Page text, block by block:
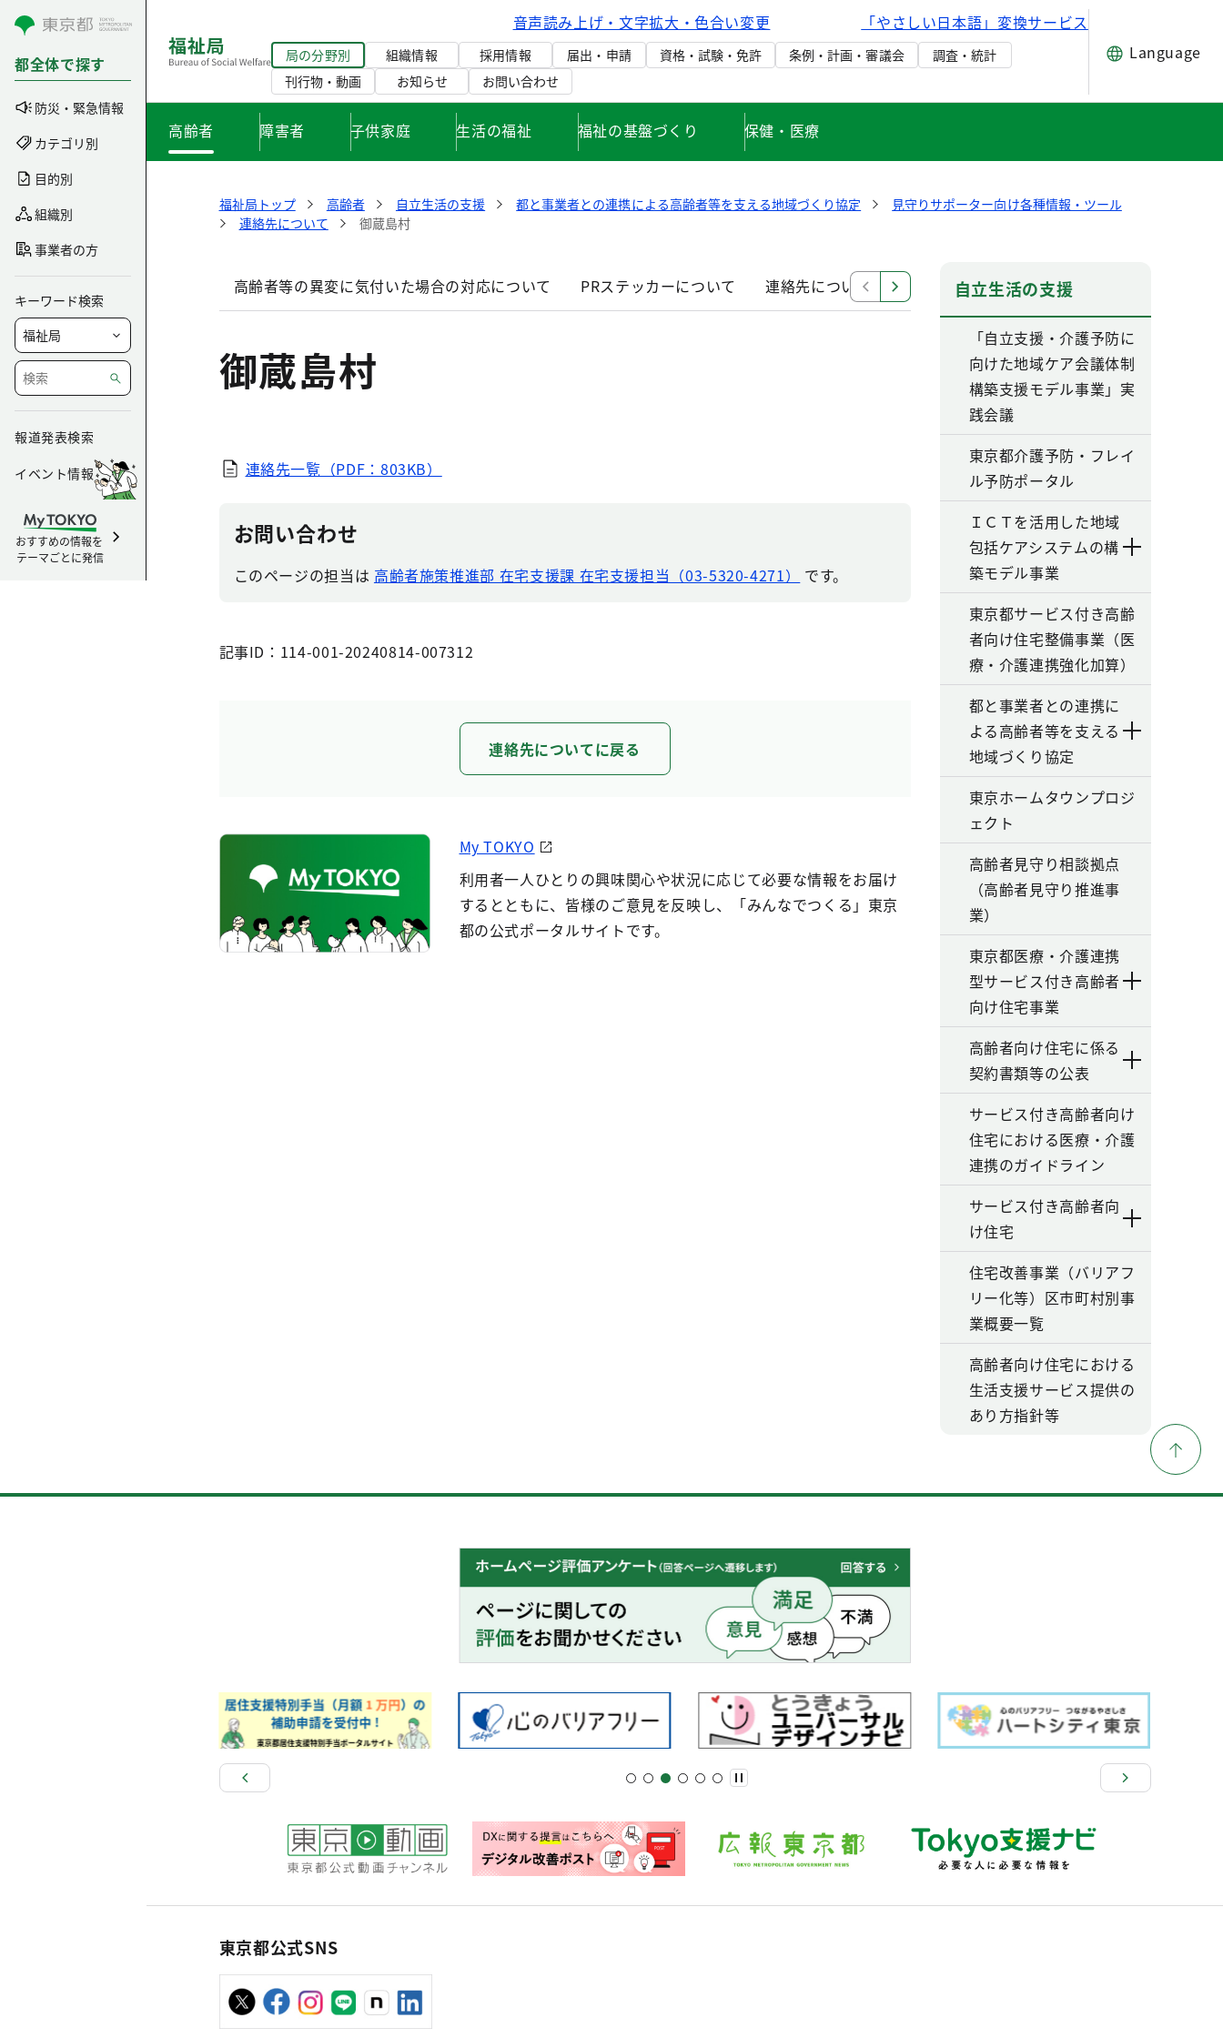
コンテンツにスキップ
都全体で探す
防災・緊急情報
カテゴリ別
目的別
組織別
事業者の方
キーワード検索
報道発表検索
イベント情報
おすすめの情報を
テーマごとに発信
音声読み上げ・文字拡大・色合い変更 「やさしい日本語」変換サービス
局の分野別 組織情報 採用情報 届出・申請 資格・試験・免許 条例・計画・審議会
調査・統計
刊行物・動画
お知らせ お問い合わせ
Language
高齢者 障害者 子供家庭 生活の福祉 福祉の基盤づくり 保健・医療
福祉局トップ 高齢者 自立生活の支援 都と事業者との連携による高齢者等を支える地域づくり協定
見守りサポーター向け各種情報・ツール
連絡先について
御蔵島村
高齢者等の異変に気付いた場合の対応について PRステッカーについて 連絡先について 東京都高齢者見守りサポーターアプリ
御蔵島村
連絡先一覧（PDF：803KB）
お問い合わせ
このページの担当は 高齢者施策推進部 在宅支援課 在宅支援担当（03-5320-4271） です。
記事ID：114-001-20240814-007312
連絡先についてに戻る
My TOKYO
利用者一人ひとりの興味関心や状況に応じて必要な情報をお届け
するとともに、皆様のご意見を反映し、「みんなでつくる」東京
都の公式ポータルサイトです。
自立生活の支援
「自立支援・介護予防に
向けた地域ケア会議体制
構築支援モデル事業」実
践会議
東京都介護予防・フレイ
ル予防ポータル
ＩＣＴを活用した地域
包括ケアシステムの構
築モデル事業
東京都サービス付き高齢
者向け住宅整備事業（医
療・介護連携強化加算）
都と事業者との連携に
よる高齢者等を支える
地域づくり協定
東京ホームタウンプロジ
ェクト
高齢者見守り相談拠点
（高齢者見守り推進事
業）
東京都医療・介護連携
型サービス付き高齢者
向け住宅事業
高齢者向け住宅に係る
契約書類等の公表
サービス付き高齢者向け
住宅における医療・介護
連携のガイドライン
サービス付き高齢者向
け住宅
住宅改善事業（バリアフ
リー化等）区市町村別事
業概要一覧
高齢者向け住宅における
生活支援サービス提供の
あり方指針等
東京都公式SNS